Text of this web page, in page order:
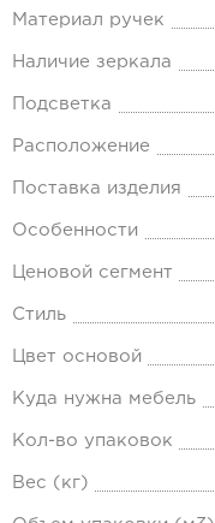
Материал ручек
Наличие зеркала
Подсветка
Расположение
Поставка изделия
Особенности
Ценовой сегмент
Стиль
Цвет основой
Куда нужна мебель
Кол-во упаковок
Вес (кг)